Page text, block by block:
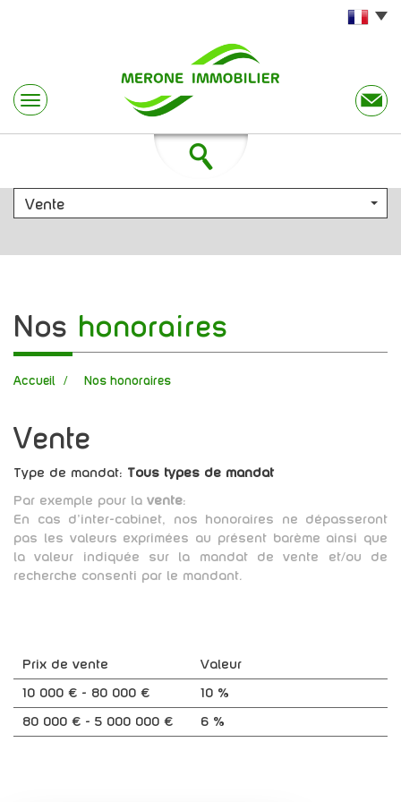
Vente
nos honoraires
Accueil Nos honoraires
Vente
Type de mandat: Tous types de mandat
Par exemple pour la vente:
En cas d'inter-cabinet, nos honoraires ne dépasseront
pas les valeurs exprimées au présent barème ainsi que
la valeur indiquée sur la mandat de vente et/ou de
recherche consenti par le mandant.
Prix de vente Valeur
10 000 € - 80 000 € 10 %
80 000 € - 5 000 000 € 6 %